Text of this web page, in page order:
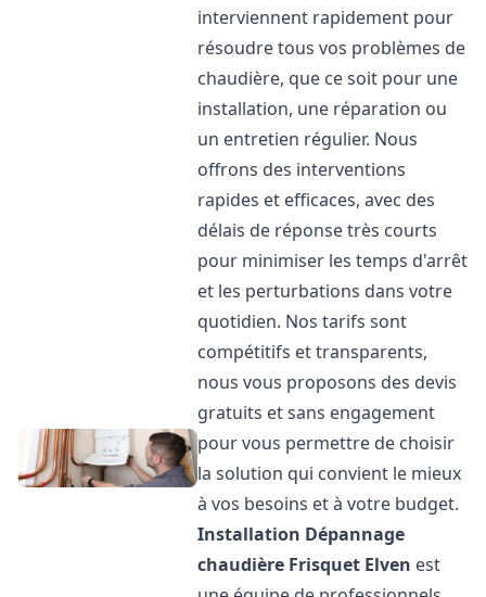
interviennent rapidement pour
résoudre tous vos problèmes de
chaudière, que ce soit pour une
installation, une réparation ou
un entretien régulier. Nous
offrons des interventions
rapides et efficaces, avec des
délais de réponse très courts
pour minimiser les temps d'arrêt
et les perturbations dans votre
quotidien. Nos tarifs sont
compétitifs et transparents,
nous vous proposons des devis
gratuits et sans engagement
pour vous permettre de choisir
la solution qui convient le mieux
à vos besoins et à votre budget.
Installation Dépannage
chaudière Frisquet Elven est